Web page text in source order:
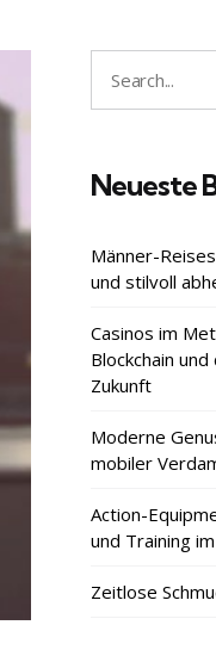
Search
for:
Neueste
Männer-
und stilvoll
Casinos im
Blockchain
Zukunft
Moderne
mobiler
Action-
und Training
Zeitlose